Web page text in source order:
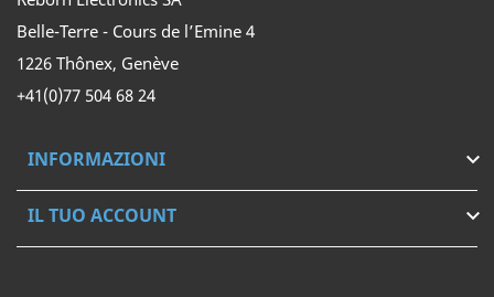
Belle-Terre - Cours de l’Emine 4
1226 Thônex, Genève
+41(0)77 504 68 24
INFORMAZIONI 
IL TUO ACCOUNT 